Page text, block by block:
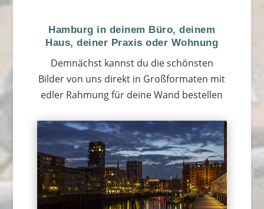
Hamburg in deinem Büro, deinem
Haus, deiner Praxis oder Wohnung
Demnächst kannst du die schönsten
Bilder von uns direkt in Großformaten mit
edler Rahmung für deine Wand bestellen